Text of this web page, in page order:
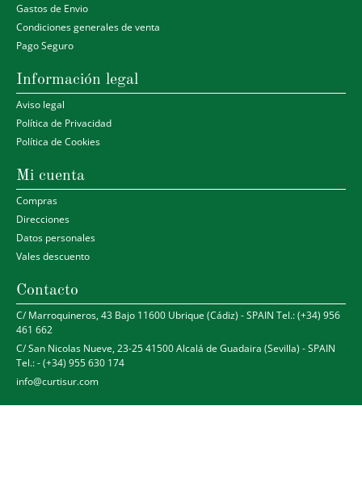
Gastos de Envio
Condiciones generales de venta
Pago Seguro
Información legal
Aviso legal
Política de Privacidad
Política de Cookies
Mi cuenta
Compras
Direcciones
Datos personales
Vales descuento
Contacto
C/ Marroquineros, 43 Bajo 11600 Ubrique (Cádiz) - SPAIN Tel.: (+34) 956
461 662
C/ San Nicolas Nueve, 23-25 41500 Alcalá de Guadaira (Sevilla) - SPAIN
Tel.: - (+34) 955 630 174
info@curtisur.com